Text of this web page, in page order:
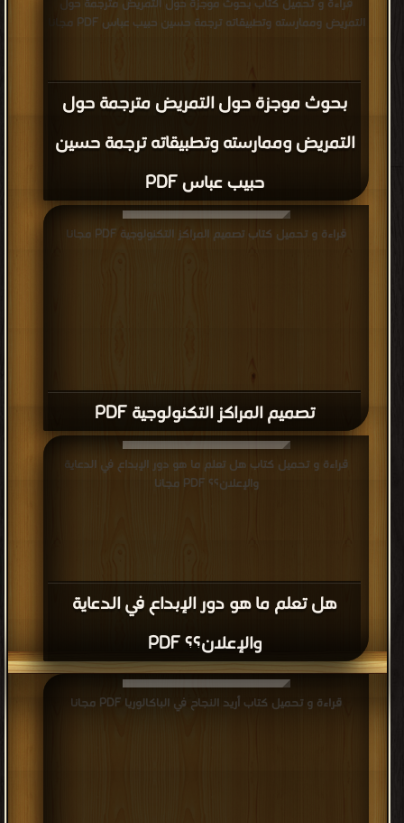
ترجمة حسين حبيب عباس PDF مجانا
بحوث موجزة حول التمريض مترجمة حول
التمريض وممارسته وتطبيقاته ترجمة حسين
حبيب عباس PDF
التمريض وممارسته وتطبيقاته ترجمة حسين حبيب عباس PDF مجانا
تصميم المراكز التكنولوجية PDF
قراءة و تحميل كتاب تصميم المراكز التكنولوجية PDF مجانا
هل تعلم ما هو دور الإبداع في الدعاية
والإعلان؟؟ PDF
قراءة و تحميل كتاب هل تعلم ما هو دور الإبداع في الدعاية
والإعلان؟؟ PDF مجانا
قراءة و تحميل كتاب أريد النجاح في الباكالوريا PDF مجانا